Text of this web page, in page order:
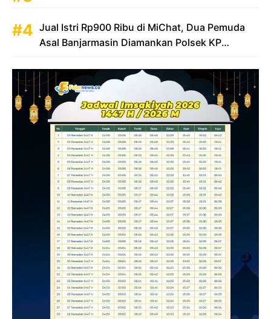
Jual Istri Rp900 Ribu di MiChat, Dua Pemuda
Asal Banjarmasin Diamankan Polsek KP